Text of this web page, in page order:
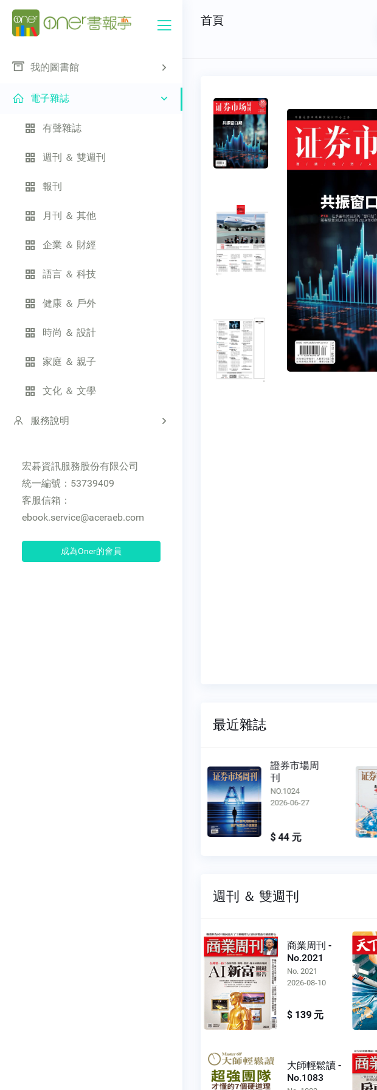
我的圖書館
電子雜誌
有聲雜誌
週刊 ＆ 雙週刊
報刊
月刊 ＆ 其他
企業 ＆ 財經
語言 ＆ 科技
健康 ＆ 戶外
時尚 ＆ 設計
家庭 ＆ 親子
文化 ＆ 文學
服務說明
宏碁資訊服務股份有限公司
統一編號：53739409
客服信箱：
ebook.service@aceraeb.com
成為Oner的會員
首頁
最近雜誌
證券市場周
刊
NO.1023
2026-06-20
$ 44 元
週刊 ＆ 雙週刊
商業周刊 -
No.2021
No. 2021
2026-08-10
$ 139 元
大師輕鬆讀 -
No.1083